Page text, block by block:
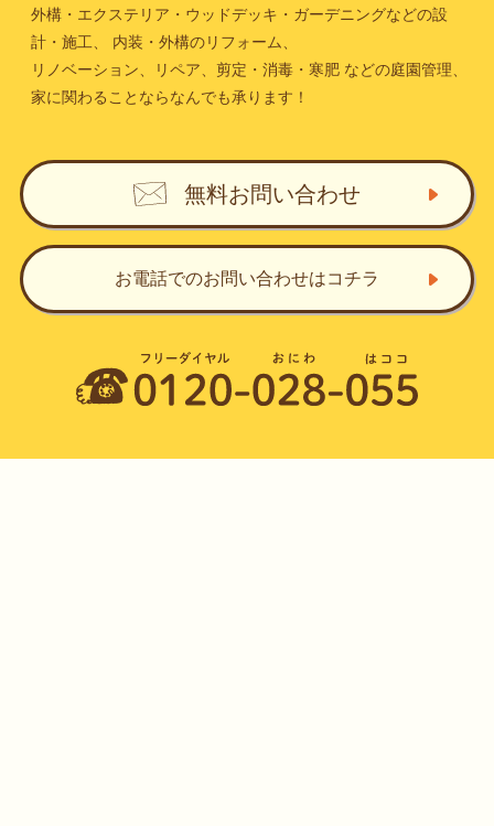
外構・エクステリア・ウッドデッキ・ガーデニングなどの設
計・施工、
内装・外構のリフォーム、
リノベーション、リペア、剪定・消毒・寒肥などの庭園管理、
家に関わることならなんでも承ります！
無料お問い合わせ
お電話でのお問い合わせはコチラ